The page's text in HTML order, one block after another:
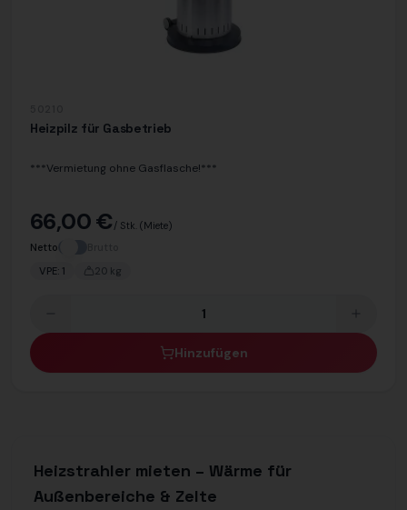
Heizpilz für Gasbetrieb
***Vermietung ohne Gasflasche!***
66,00 € / Stk. (Miete)
Netto
VPE: 1 20 kg
Hinzufügen
Heizstrahler mieten – Wärme für
Außenbereiche & Zelte